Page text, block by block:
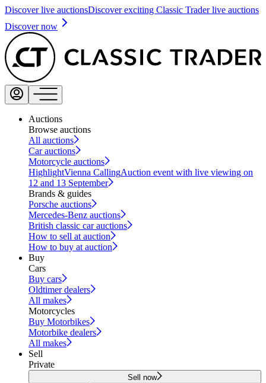
Discover live auctionsDiscover exciting Classic Trader live auctions
Discover now
Auctions
Browse auctions
All auctions
Car auctions
Motorcycle auctions
HighlightVienna CallingAuction event with live viewing on
12 and 13 September
Brands & guides
Porsche auctions
Mercedes-Benz auctions
British classic car auctions
How to sell at auction
How to buy at auction
Buy
Cars
Buy cars
Oldtimer dealers
All makes
Motorcycles
Buy Motorbikes
Motorbike dealers
All makes
Sell
Private
Sell now